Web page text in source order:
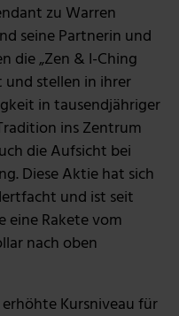
zu Warren
seine Partnerin und
die „Zen & I-Ching
stellen in ihrer
in tausendjähriger
ins Zentrum
die Aufsicht bei
Diese Aktie hat sich
und ist seit
eine Rakete vom
nach oben
Kursniveau für